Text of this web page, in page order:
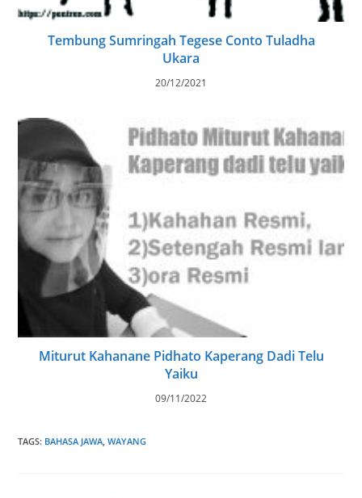
Tembung Sumringah Tegese Conto Tuladha
Ukara
20/12/2021
Miturut Kahanane Pidhato Kaperang Dadi Telu
Yaiku
09/11/2022
TAGS: BAHASA JAWA WAYANG